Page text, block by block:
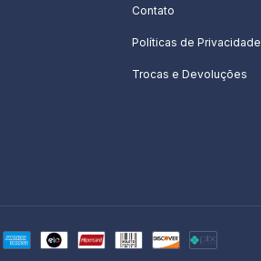
Contato
Políticas de Privacidade
Trocas e Devoluções